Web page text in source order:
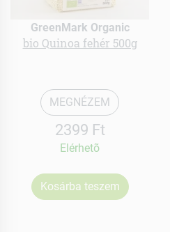
GreenMark Organic
bio Quinoa fehér 500g
MEGNÉZEM
2399 Ft
Elérhetõ
Kosárba teszem